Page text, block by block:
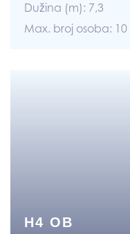
Dužina (m): 7,3
Max. broj osoba: 10
H4 OB